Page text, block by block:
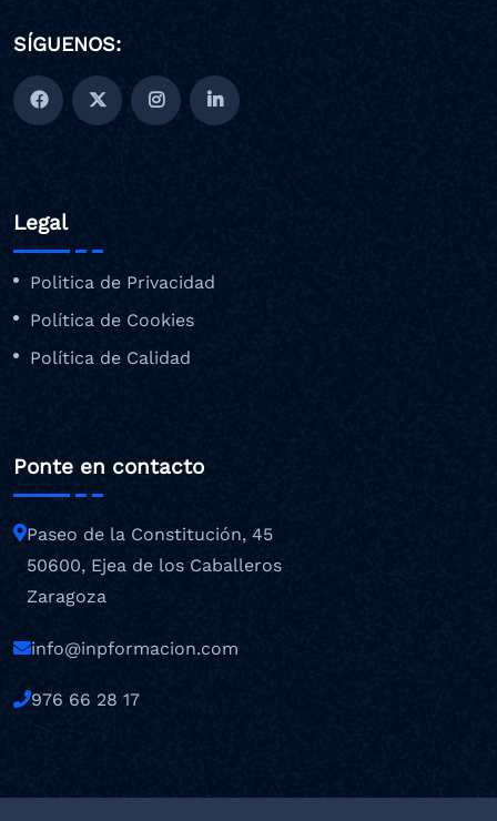
SÍGUENOS:
Legal
Politica de Privacidad
Política de Cookies
Política de Calidad
Ponte en contacto
Paseo de la Constitución, 45
50600, Ejea de los Caballeros
Zaragoza
info@inpformacion.com
976 66 28 17